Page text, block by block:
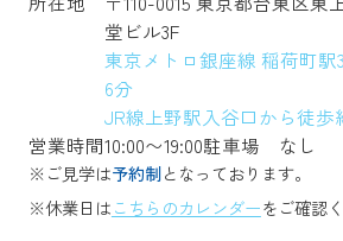
堂ビル3F
東京メトロ銀座線 稲荷町
6分
JR線上野駅入谷口から徒歩
営業時間10:00〜19:00駐車場 なし
※ご見学は予約制となっております。
※休業日はこちらのカレンダーをご確認